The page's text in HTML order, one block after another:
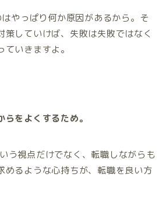
やっぱり何か原因があるから。そ
策していけば、失敗は失敗ではなく
いきますよ。
をよくするため。
う視点だけでなく、転職しながらも
めるような心持ちが、転職を良い方